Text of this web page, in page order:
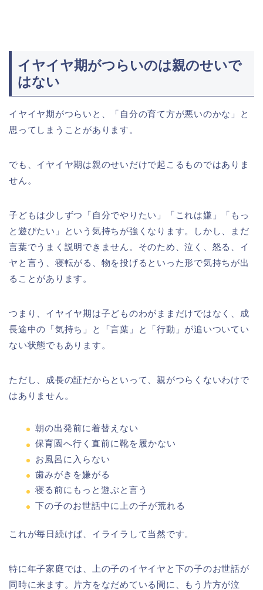
イヤイヤ期がつらいのは親のせいで
はない
イヤイヤ期がつらいと、「自分の育て方が悪いのかな」と
思ってしまうことがあります。
でも、イヤイヤ期は親のせいだけで起こるものではありま
せん。
子どもは少しずつ「自分でやりたい」「これは嫌」「もっ
と遊びたい」という気持ちが強くなります。しかし、まだ
言葉でうまく説明できません。そのため、泣く、怒る、イ
ヤと言う、寝転がる、物を投げるといった形で気持ちが出
ることがあります。
つまり、イヤイヤ期は子どものわがままだけではなく、成
長途中の「気持ち」と「言葉」と「行動」が追いついてい
ない状態でもあります。
ただし、成長の証だからといって、親がつらくないわけで
はありません。
朝の出発前に着替えない
保育園へ行く直前に靴を履かない
お風呂に入らない
歯みがきを嫌がる
寝る前にもっと遊ぶと言う
下の子のお世話中に上の子が荒れる
これが毎日続けば、イライラして当然です。
特に年子家庭では、上の子のイヤイヤと下の子のお世話が
同時に来ます。片方をなだめている間に、もう片方が泣